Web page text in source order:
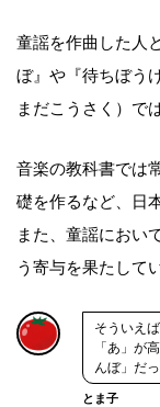
童謡を作曲した人
ぼ』や『待ちぼう
まだこうさく）で
音楽の教科書では
礎を作るなど、日
また、童謡におい
う寄与を果たして
そういえ
「あ」が
んぼ」だっ
とま子